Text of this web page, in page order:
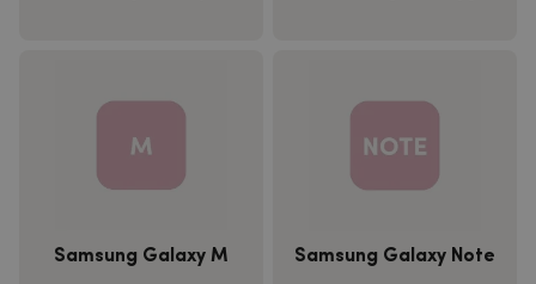
Samsung Galaxy M Samsung Galaxy Note